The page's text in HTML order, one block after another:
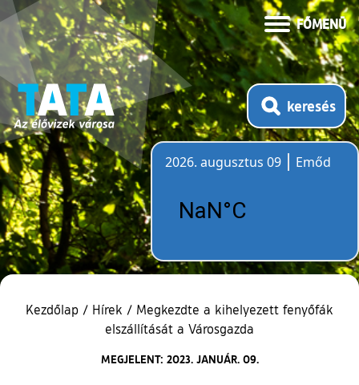
FŐMENÜ
keresés
2026. augusztus 09
Emőd
Kezdőlap / Hírek / Megkezdte a kihelyezett fenyőfák
elszállítását a Városgazda
MEGJELENT: 2023. JANUÁR. 09.